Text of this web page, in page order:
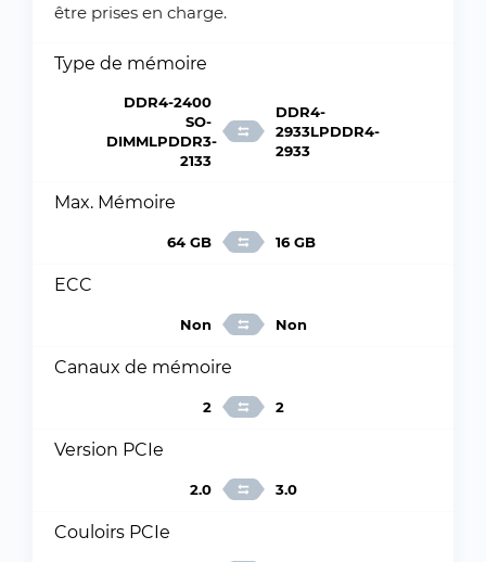
être prises en charge.
Type de mémoire
DDR4-2400
SO-
DIMMLPDDR3-
2133
DDR4-
2933LPDDR4-
2933
Max. Mémoire
64 GB 16 GB
ECC
Non Non
Canaux de mémoire
2 2
Version PCIe
2.0 3.0
Couloirs PCIe